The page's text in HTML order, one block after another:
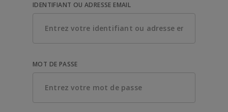
IDENTIFIANT OU ADRESSE EMAIL
MOT DE PASSE